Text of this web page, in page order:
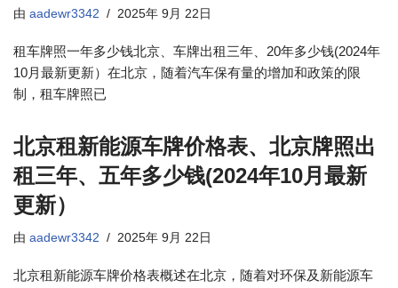
由 aadewr3342 2025年 9月 22日
租车牌照一年多少钱北京、车牌出租三年、20年多少钱(2024年
10月最新更新）在北京，随着汽车保有量的增加和政策的限
制，租车牌照已
北京租新能源车牌价格表、北京牌照出
租三年、五年多少钱(2024年10月最新
更新）
由 aadewr3342 2025年 9月 22日
北京租新能源车牌价格表概述在北京，随着对环保及新能源车